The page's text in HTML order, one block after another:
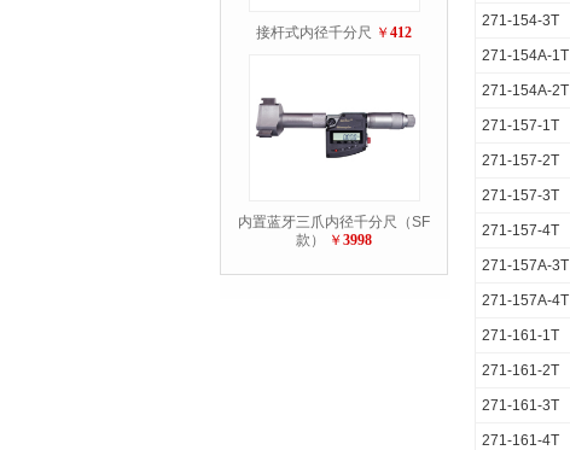
接杆式内径千分尺 ￥ 412
内置蓝牙三爪内径千分尺（SF
款）
￥ 3998
271-154-3T
271-154A-1T
271-154A-2T
271-157-1T
271-157-2T
271-157-3T
271-157-4T
271-157A-3T
271-157A-4T
271-161-1T
271-161-2T
271-161-3T
271-161-4T